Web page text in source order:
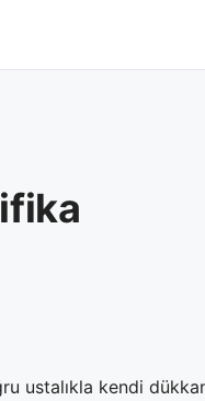
ustalıkla kendi